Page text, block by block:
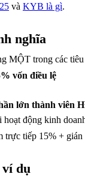
và KYB là gì.
nghĩa
MỘT trong các
vốn điều lệ
lớn thành viên
động kinh
trực tiếp 15% +
dụ